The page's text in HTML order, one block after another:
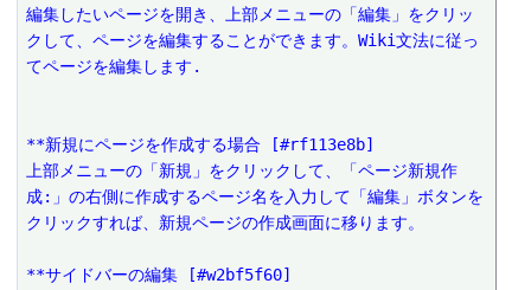
編集したいページを開き、上部メニューの「編集」をクリッ
クして、ページを編集することができます。Wiki文法に従っ
てページを編集します.
**新規にページを作成する場合 [#rf113e8b]
上部メニューの「新規」をクリックして、「ページ新規作
成:」の右側に作成するページ名を入力して「編集」ボタンを
クリックすれば、新規ページの作成画面に移ります。
**サイドバーの編集 [#w2bf5f60]